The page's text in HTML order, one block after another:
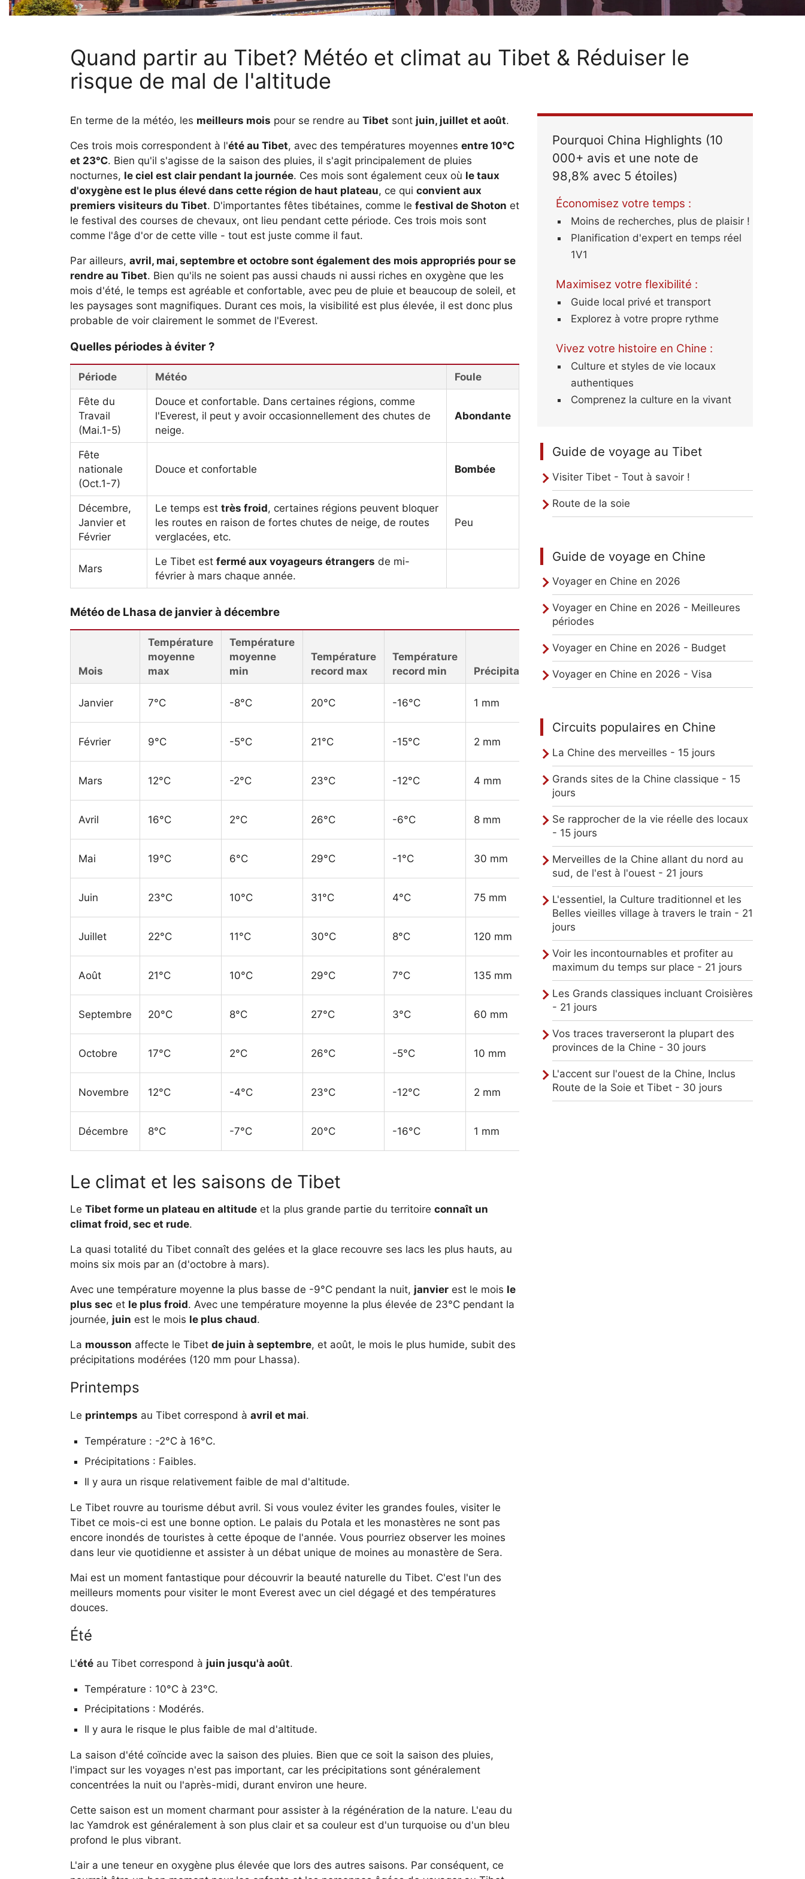
Météo et Climat Chine -
Voyage en Chine en 2026
Plus d'informations
Guilin en 4 jours
Grande Muraille de Chine Armée de terre cuite
Quand partir au Tibet? Météo et climat au Tibet & Réduiser le
risque de mal de l'altitude
En terme de la météo, les meilleurs mois pour se rendre au Tibet sont juin, juillet et août.
Ces trois mois correspondent à l'été au Tibet, avec des températures moyennes entre 10℃
et 23℃. Bien qu'il s'agisse de la saison des pluies, il s'agit principalement de pluies
nocturnes, le ciel est clair pendant la journée. Ces mois sont également ceux où le taux
d'oxygène est le plus élevé dans cette région de haut plateau, ce qui convient aux
premiers visiteurs du Tibet. D'importantes fêtes tibétaines, comme le festival de Shoton et
le festival des courses de chevaux, ont lieu pendant cette période. Ces trois mois sont
comme l'âge d'or de cette ville - tout est juste comme il faut.
Par ailleurs, avril, mai, septembre et octobre sont également des mois appropriés pour se
rendre au Tibet. Bien qu'ils ne soient pas aussi chauds ni aussi riches en oxygène que les
mois d'été, le temps est agréable et confortable, avec peu de pluie et beaucoup de soleil, et
les paysages sont magnifiques. Durant ces mois, la visibilité est plus élevée, il est donc plus
probable de voir clairement le sommet de l'Everest.
Quelles périodes à éviter ?
Période Météo Foule
Fête du
Travail
(Mai.1-5)
Douce et confortable. Dans certaines régions, comme
l'Everest, il peut y avoir occasionnellement des chutes de
neige.
Abondante
Fête
nationale
(Oct.1-7)
Douce et confortable Bombée
Décembre,
Janvier et
Février
Le temps est très froid, certaines régions peuvent bloquer
les routes en raison de fortes chutes de neige, de routes
verglacées, etc.
Peu
Mars
Le Tibet est fermé aux voyageurs étrangers de mi-
février à mars chaque année.
Météo de Lhasa de janvier à décembre
Mois
Température
moyenne
max
Température
moyenne
min
Température
record max
Température
record min
Précipitations
de
pluie
Janvier 7°C -8°C 20°C -16°C 1 mm
Février 9°C -5°C 21°C -15°C 2 mm
1
jours
Mars 12°C -2°C 23°C -12°C 4 mm
jours
Avril 16°C 2°C 26°C -6°C 8 mm
jours
Mai 19°C 6°C 29°C -1°C 30 mm
jours
Juin 23°C 10°C 31°C 4°C 75 mm
13
jours
Juillet 22°C 11°C 30°C 8°C 120 mm
18
jours
Août 21°C 10°C 29°C 7°C 135 mm
19
jours
Septembre 20°C 8°C 27°C 3°C 60 mm
12
jours
Octobre 17°C 2°C 26°C -5°C 10 mm
4
jours
Novembre 12°C -4°C 23°C -12°C 2 mm
1
jours
Décembre 8°C -7°C 20°C -16°C 1 mm
Le climat et les saisons de Tibet
Le Tibet forme un plateau en altitude et la plus grande partie du territoire connaît un
climat froid, sec et rude.
La quasi totalité du Tibet connaît des gelées et la glace recouvre ses lacs les plus hauts, au
moins six mois par an (d'octobre à mars).
Avec une température moyenne la plus basse de -9°C pendant la nuit, janvier est le mois le
plus sec et le plus froid. Avec une température moyenne la plus élevée de 23°C pendant la
journée, juin est le mois le plus chaud.
La mousson affecte le Tibet de juin à septembre, et août, le mois le plus humide, subit des
précipitations modérées (120 mm pour Lhassa).
Printemps
Le printemps au Tibet correspond à avril et mai.
Température : -2°C à 16°C.
Précipitations : Faibles.
Il y aura un risque relativement faible de mal d'altitude.
Le Tibet rouvre au tourisme début avril. Si vous voulez éviter les grandes foules, visiter le
Tibet ce mois-ci est une bonne option. Le palais du Potala et les monastères ne sont pas
encore inondés de touristes à cette époque de l'année. Vous pourriez observer les moines
dans leur vie quotidienne et assister à un débat unique de moines au monastère de Sera.
Mai est un moment fantastique pour découvrir la beauté naturelle du Tibet. C'est l'un des
meilleurs moments pour visiter le mont Everest avec un ciel dégagé et des températures
douces.
Été
L'été au Tibet correspond à juin jusqu'à août.
Température : 10°C à 23°C.
Précipitations : Modérés.
Il y aura le risque le plus faible de mal d'altitude.
La saison d'été coïncide avec la saison des pluies. Bien que ce soit la saison des pluies,
l'impact sur les voyages n'est pas important, car les précipitations sont généralement
concentrées la nuit ou l'après-midi, durant environ une heure.
Cette saison est un moment charmant pour assister à la régénération de la nature. L'eau du
lac Yamdrok est généralement à son plus clair et sa couleur est d'un turquoise ou d'un bleu
profond le plus vibrant.
L'air a une teneur en oxygène plus élevée que lors des autres saisons. Par conséquent, ce
Pourquoi China Highlights (10
000+ avis et une note de
98,8% avec 5 étoiles)
Économisez votre temps :
Moins de recherches, plus de plaisir !
Planification d'expert en temps réel
1V1
Maximisez votre flexibilité :
Guide local privé et transport
Explorez à votre propre rythme
Vivez votre histoire en Chine :
Culture et styles de vie locaux
authentiques
Comprenez la culture en la vivant
Guide de voyage au Tibet
Visiter Tibet - Tout à savoir !
Route de la soie
Guide de voyage en Chine
Voyager en Chine en 2026
Voyager en Chine en 2026 - Meilleures
périodes
Voyager en Chine en 2026 - Budget
Voyager en Chine en 2026 - Visa
Circuits populaires en Chine
La Chine des merveilles - 15 jours
Grands sites de la Chine classique - 15
jours
Se rapprocher de la vie réelle des locaux
- 15 jours
Merveilles de la Chine allant du nord au
sud, de l'est à l'ouest - 21 jours
L'essentiel, la Culture traditionnel et les
Belles vieilles village à travers le train - 21
jours
Voir les incontournables et profiter au
maximum du temps sur place - 21 jours
Les Grands classiques incluant Croisières
- 21 jours
Vos traces traverseront la plupart des
provinces de la Chine - 30 jours
L'accent sur l'ouest de la Chine, Inclus
Route de la Soie et Tibet - 30 jours